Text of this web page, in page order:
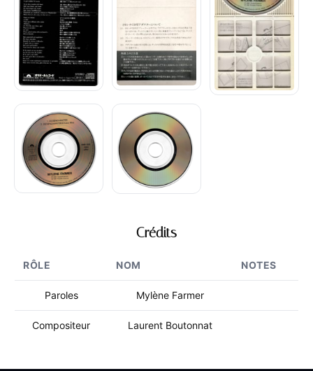
Crédits
RÔLE NOM NOTES
Paroles Mylène Farmer
Compositeur Laurent Boutonnat